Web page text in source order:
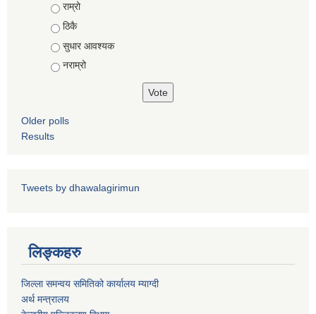
Choices
राम्रो
ठिकै
सुधार आवश्यक
नराम्रो
Older polls
Results
Tweets by dhawalagirimun
लिङ्कहरु
जिल्ला समन्वय समितिको कार्यालय म्याग्दी
अर्थ मन्त्रालय